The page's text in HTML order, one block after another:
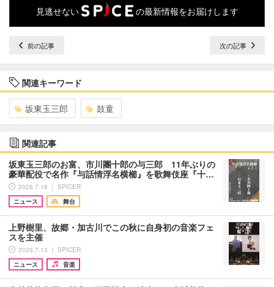
見逃せない の最新情報をお届けします
前の記事 次の記事
関連キーワード
坂東玉三郎 鼓童
関連記事
坂東玉三郎のお富、市川團十郎の与三郎 11年ぶりの
豪華配役で名作『与話情浮名横櫛』を歌舞伎座『十…
2026.7.18 ｜ SPICER
ニュース
舞台
上野樹里、故郷・加古川でこの秋に自身初の音楽フェ
スを主催
2026.7.13 ｜ SPICER
ニュース
音楽